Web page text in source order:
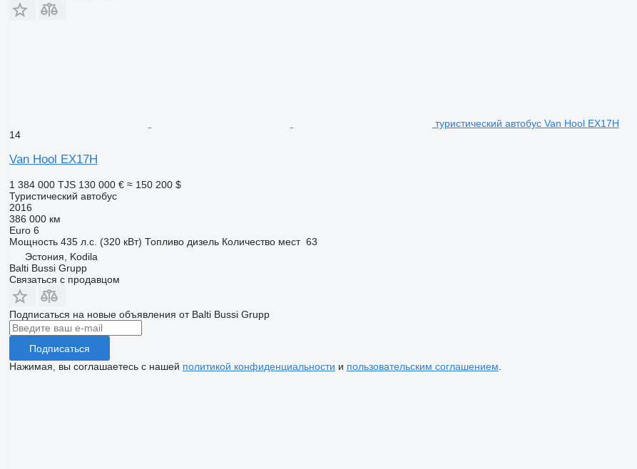
туристический автобус Van Hool EX17H
14
Van Hool EX17H
1 384 000 TJS 130 000 € ≈ 150 200 $
Туристический автобус
2016
386 000 км
Euro 6
Мощность 435 л.с. (320 кВт) Топливо дизель Количество мест 63
Эстония, Kodila
Balti Bussi Grupp
Связаться с продавцом
Подписаться на новые объявления от Balti Bussi Grupp
Подписаться
Нажимая, вы соглашаетесь с нашей политикой конфиденциальности и пользовательским соглашением